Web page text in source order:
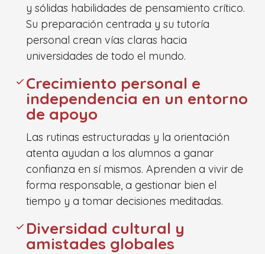
y sólidas habilidades de pensamiento crítico.
Su preparación centrada y su tutoría
personal crean vías claras hacia
universidades de todo el mundo.
Crecimiento personal e
independencia en un entorno
de apoyo
Las rutinas estructuradas y la orientación
atenta ayudan a los alumnos a ganar
confianza en sí mismos. Aprenden a vivir de
forma responsable, a gestionar bien el
tiempo y a tomar decisiones meditadas.
Diversidad cultural y
amistades globales